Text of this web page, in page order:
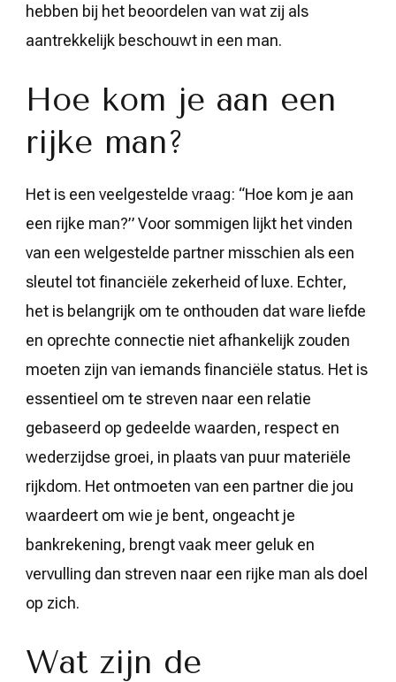
hebben bij het beoordelen van wat zij als
aantrekkelijk beschouwt in een man.
Hoe kom je aan een
rijke man?
Het is een veelgestelde vraag: “Hoe kom je aan
een rijke man?” Voor sommigen lijkt het vinden
van een welgestelde partner misschien als een
sleutel tot financiële zekerheid of luxe. Echter,
het is belangrijk om te onthouden dat ware liefde
en oprechte connectie niet afhankelijk zouden
moeten zijn van iemands financiële status. Het is
essentieel om te streven naar een relatie
gebaseerd op gedeelde waarden, respect en
wederzijdse groei, in plaats van puur materiële
rijkdom. Het ontmoeten van een partner die jou
waardeert om wie je bent, ongeacht je
bankrekening, brengt vaak meer geluk en
vervulling dan streven naar een rijke man als doel
op zich.
Wat zijn de